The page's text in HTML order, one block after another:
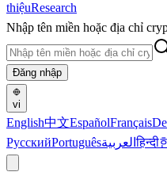
thiệuResearch
Nhập tên miền hoặc địa chỉ
Đăng nhập
vi
English中文EspañolFrançais
РусскийPortuguêsالعربيةहिन्दी